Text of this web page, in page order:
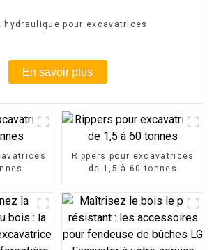
hydraulique pour excavatrices
En savoir plus
Rippers pour excavatrices
de 1,5 à 60 tonnes